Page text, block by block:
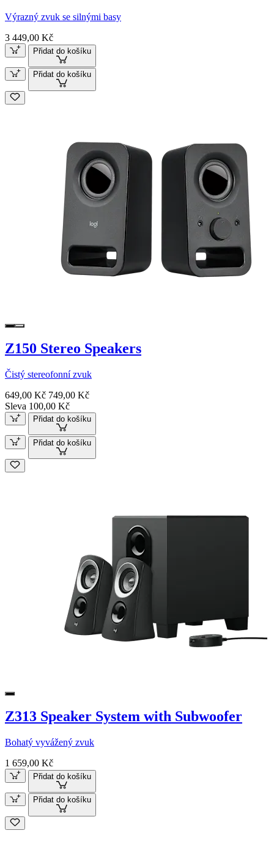
Výrazný zvuk se silnými basy
3 449,00 Kč
Přidat do košíku
Přidat do košíku
Z150 Stereo Speakers
Čistý stereofonní zvuk
649,00 Kč 749,00 Kč
Sleva 100,00 Kč
Přidat do košíku
Přidat do košíku
Z313 Speaker System with Subwoofer
Bohatý vyvážený zvuk
1 659,00 Kč
Přidat do košíku
Přidat do košíku